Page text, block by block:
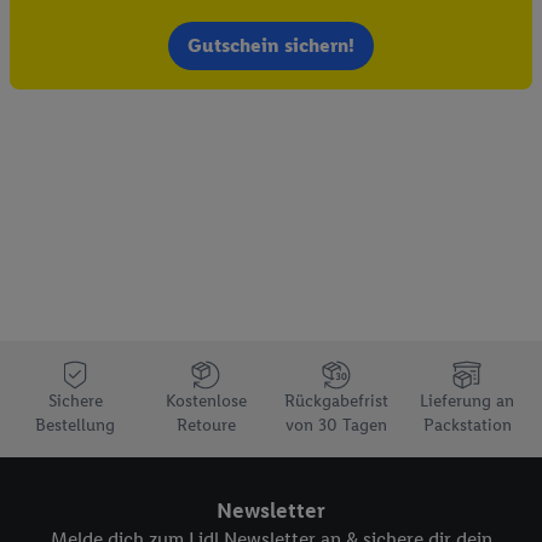
Gutschein sichern!
Sichere
Bestellung
Kostenlose
Retoure
Rückgabefrist
von 30 Tagen
Lieferung an
Packstation
Newsletter
Die Erstellung personalisierter Werbung basiert auf der
Generierung von auch mit Daten von anderen Diensten
angereicherten Profilen. Dies umfasst die Zusammenführung
Werbung, zur Zielgruppenforschung, zur Entwicklung von
Angeboten sowie zur technischen Sicherung und Optimierung
dieser Werbeausspielungen.
Lidl Plus-Konto erstellen bzw. sich in Ihr bestehendes Lidl
Plus-Konto einloggen, kann darüber hinaus auch Ihre dort